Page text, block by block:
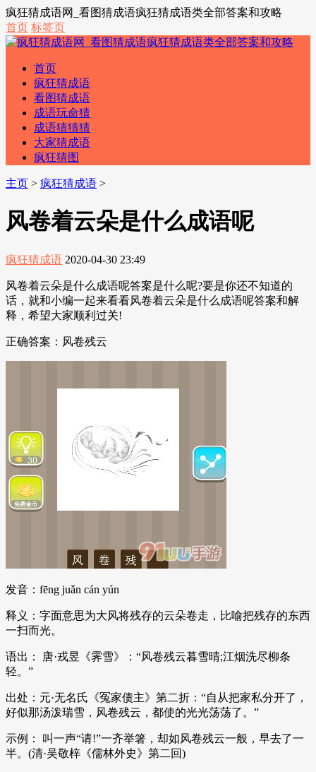
疯狂猜成语网_看图猜成语疯狂猜成语类全部答案和攻略
首页 标签页
首页
疯狂猜成语
看图猜成语
成语玩命猜
成语猜猜猜
大家猜成语
疯狂猜图
主页 > 疯狂猜成语 >
风卷着云朵是什么成语呢
疯狂猜成语 2020-04-30 23:49
风卷着云朵是什么成语呢答案是什么呢?要是你还不知道的
话，就和小编一起来看看风卷着云朵是什么成语呢答案和解
释，希望大家顺利过关!
正确答案：风卷残云
发音：fēng juǎn cán yún
释义：字面意思为大风将残存的云朵卷走，比喻把残存的东西
一扫而光。
语出： 唐·戎昱《霁雪》：“风卷残云暮雪晴;江烟洗尽柳条
轻。”
出处：元·无名氏《冤家债主》第二折：“自从把家私分开了，
好似那汤泼瑞雪，风卷残云，都使的光光荡荡了。”
示例： 叫一声“请!”一齐举箸，却如风卷残云一般，早去了一
半。(清·吴敬梓《儒林外史》第二回)